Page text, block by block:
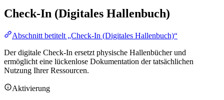
Check-In (Digitales Hallenbuch)
Abschnitt betitelt „Check-In (Digitales Hallenbuch)“
Der digitale Check-In ersetzt physische Hallenbücher und
ermöglicht eine lückenlose Dokumentation der tatsächlichen
Nutzung Ihrer Ressourcen.
Aktivierung